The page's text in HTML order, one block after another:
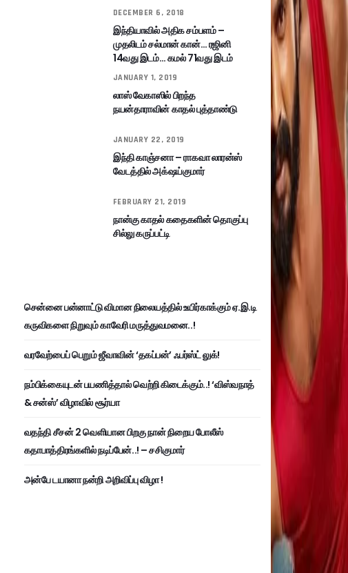
DECEMBER 6, 2018
இந்தியாவில் அதிக சம்பளம் –
முதலிடம் சல்மான் கான்… ரஜினி
14வது இடம்… கமல் 71வது இடம்
JANUARY 1, 2019
லாஸ் வேகாஸில் பிறந்த
நயன்தாராவின் காதல் புத்தாண்டு
JANUARY 22, 2019
இந்தி காஞ்சனா – ராகவா லாரன்ஸ்
வேடத்தில் அக்‌ஷய்குமார்
FEBRUARY 21, 2019
நான்கு காதல் கதைகளின் தொகுப்பு
சில்லு கருப்பட்டி
சென்னை பன்னாட்டு விமான நிலையத்தில் உயிர்காக்கும் ஏ.இ.டி
கருவிகளை நிறுவும் காவேரி மருத்துவமனை..!
வரவேற்பைப் பெறும் ஜீவாவின் ‘தகப்பன்’ ஃபர்ஸ்ட் லுக்!
நம்பிக்கையுடன் பயணித்தால் வெற்றி கிடைக்கும்..! ‘விஸ்வநாத்
& சன்ஸ்’ விழாவில் சூர்யா
வதந்தி சீசன் 2 வெளியான பிறகு நான் நிறைய போலீஸ்
கதாபாத்திரங்களில் நடிப்பேன்..! – சசிகுமார்
அன்பே டயானா நன்றி அறிவிப்பு விழா !